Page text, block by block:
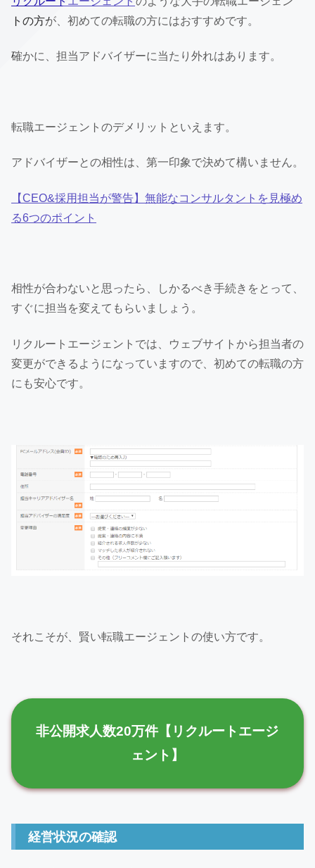
トの方が、初めての転職の方にはおすすめです。
確かに、担当アドバイザーに当たり外れはあります。
転職エージェントのデメリットといえます。
アドバイザーとの相性は、第一印象で決めて構いません。
【CEO&採用担当が警告】無能なコンサルタントを見極め
る6つのポイント
相性が合わないと思ったら、しかるべき手続きをとって、
すぐに担当を変えてもらいましょう。
リクルートエージェントでは、ウェブサイトから担当者の
変更ができるようになっていますので、初めての転職の方
にも安心です。
それこそが、賢い転職エージェントの使い方です。
非公開求人数20万件【リクルートエージ
ェント】
経営状況の確認